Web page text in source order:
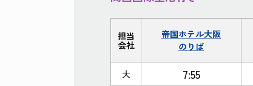
担当
会社
帝国ホテル大阪
のりば
大 7:55